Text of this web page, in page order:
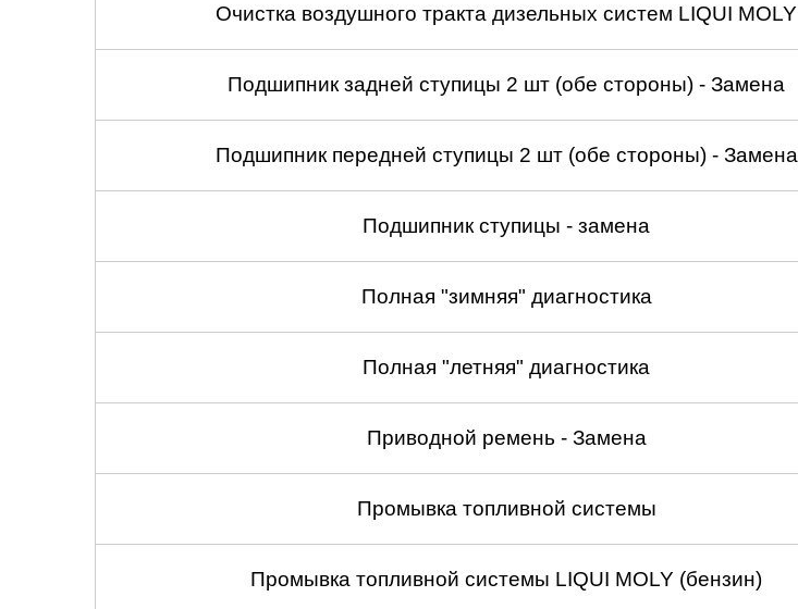
Очистка воздушного тракта дизельных систем LIQUI MOLY
Подшипник задней ступицы 2 шт (обе стороны) - Замена
Подшипник передней ступицы 2 шт (обе стороны) - Замена
Подшипник ступицы - замена
Полная "зимняя" диагностика
Полная "летняя" диагностика
Приводной ремень - Замена
Промывка топливной системы
Промывка топливной системы LIQUI MOLY (бензин)